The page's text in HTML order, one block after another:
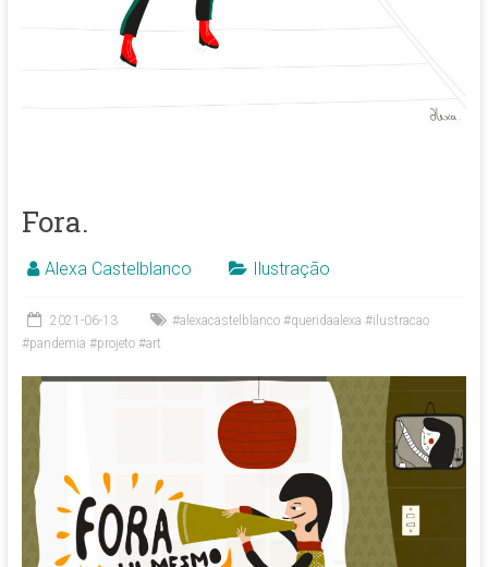
Fora.
Alexa Castelblanco Ilustração
2021-06-13
#alexacastelblanco #queridaalexa #ilustracao
#pandemia #projeto #art